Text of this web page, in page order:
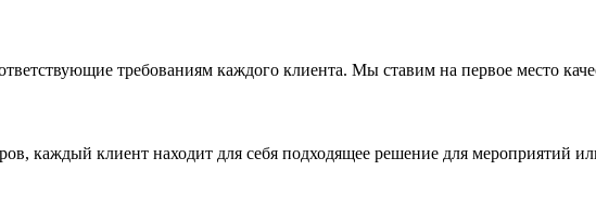
требованиям каждого клиента. Мы ставим на первое место
каждый клиент находит для себя подходящее решение для мероприятий